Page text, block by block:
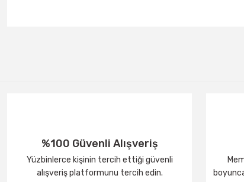
%100 Güvenli Alışveriş
Yüzbinlerce kişinin tercih ettiği güvenli
alışveriş platformunu tercih edin.